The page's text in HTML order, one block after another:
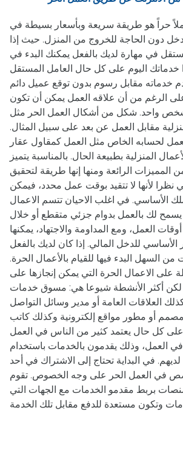
حراً هو طريقة سريعة وبأسعار بسيطة في
دون الحاجة للخروج من المنزل. حيث إذا
في مهارة لديك بالفعل يمكنك البدء في
خدماتك اليوم على كل حال العامل المستقل Freelance هو
خدماته مقابل رسوم بدون توقع عميل دائم
الرغم من أن علاقه العمل يمكن أن تكون
واحد. شكل من أشكال العمل الحر مثل
مقابل العمل عن بعد على سبيل المثال.
لحسابه الخاص مثل العمل كمقاول عقار
المنزلية بطبيعة الحال. بالمناسبة يتميز
المميزات الرائعة ومنها إنها طريقة لتحقيق
لأنها لا تتقيد بوقت عمل محدد، فيمكن
الأساسي. في اغلب الاحيان تتسم الاعمال
يسمح لك بالعمل بدوام جزئي متقطع أو خلال
العمل، ومع المداومة والاجتهاد، يمكنها
للدخل المالي. إذا كان لديك بالفعل
من السهل البدء فيها للقيام بالأعمال الحرة.
على الاعمال الحرة التي يمكن إنجازها على
لكن أكثر الأنشطة شيوعا هي: مسوق خدمات
العلاقات العامة أو مدير وسائل التواصل
مصمم أو مطور مواقع إلكترونية وكذلك كاتب
كل حال يعتمد كثير من الناس في العمل
العمل، وذلك يقدمون بالخدمات باستخدام
في البداية تحتاج إلى الاشتراك في أحد
في العمل الحر على وجه الخصوص. تقوم
بربط مقدمو الخدمات مع الجهات التي